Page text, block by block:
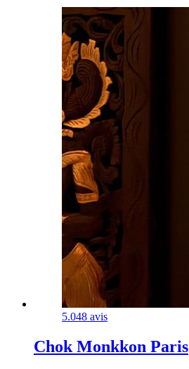
5.048 avis
Chok Monkkon Paris